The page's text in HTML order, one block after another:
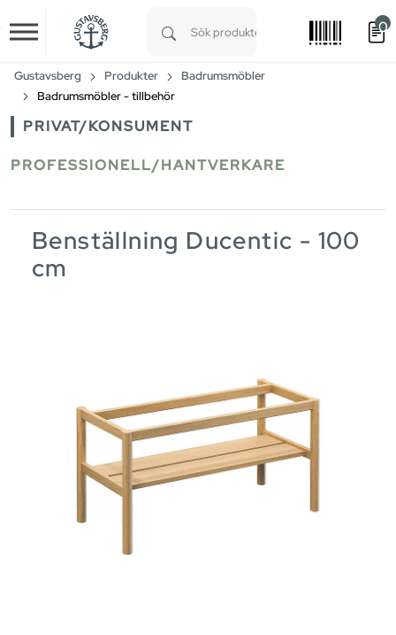
Skip to main content
0
Gustavsberg Produkter
Badrumsmöbler
Badrumsmöbler - tillbehör
PRIVAT/KONSUMENT
PROFESSIONELL/HANTVERKARE
Benställning Ducentic - 100
cm